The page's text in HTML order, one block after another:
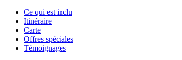
Ce qui est inclu
Itinéraire
Carte
Offres spéciales
Témoignages